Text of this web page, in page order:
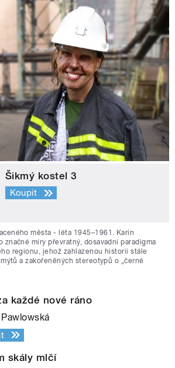
Šikmý kostel 3
Koupit
města - léta 1945–1961. Karin
značné míry převratný, dosavadní paradigma
regionu, jehož zahlazenou historii stále
a zakořeněných stereotypů o „černé
každé nové ráno
skály mlčí